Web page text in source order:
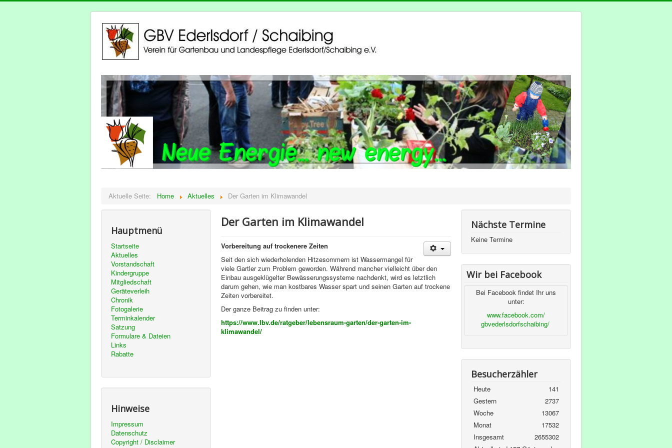
Aktuelle Seite: Home Aktuelles Der Garten im Klimawandel
Hauptmenü
Startseite
Aktuelles
Vorstandschaft
Kindergruppe
Mitgliedschaft
Geräteverleih
Chronik
Fotogalerie
Terminkalender
Satzung
Formulare & Dateien
Links
Rabatte
Hinweise
Impressum
Datenschutz
Copyright / Disclaimer
Der Garten im Klimawandel
Vorbereitung auf trockenere Zeiten
Seit den sich wiederholenden Hitzesommern ist Wassermangel für
viele Gartler zum Problem geworden. Während mancher vielleicht über den
Einbau ausgeklügelter Bewässerungssysteme nachdenkt, wird es letztlich
darum gehen, wie man kostbares Wasser spart und seinen Garten auf trockene
Zeiten vorbereitet.
Der ganze Beitrag zu finden unter:
https://www.lbv.de/ratgeber/lebensraum-garten/der-garten-im-
klimawandel/
Nächste Termine
Keine Termine
Wir bei Facebook
Bei Facebook findet Ihr uns
unter:
www.facebook.com/
gbvederlsdorfschaibing/
Besucherzähler
Heute
141
Gestern
2737
Woche
13067
Monat
17532
Insgesamt
2655302